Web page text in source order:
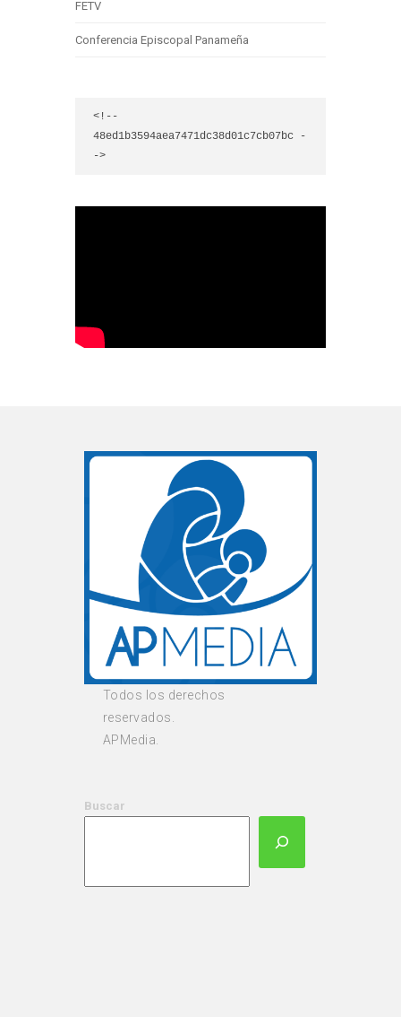
FETV
Conferencia Episcopal Panameña
<!--
48ed1b3594aea7471dc38d01c7cb07bc -
->
Todos los derechos
reservados.
APMedia.
Buscar